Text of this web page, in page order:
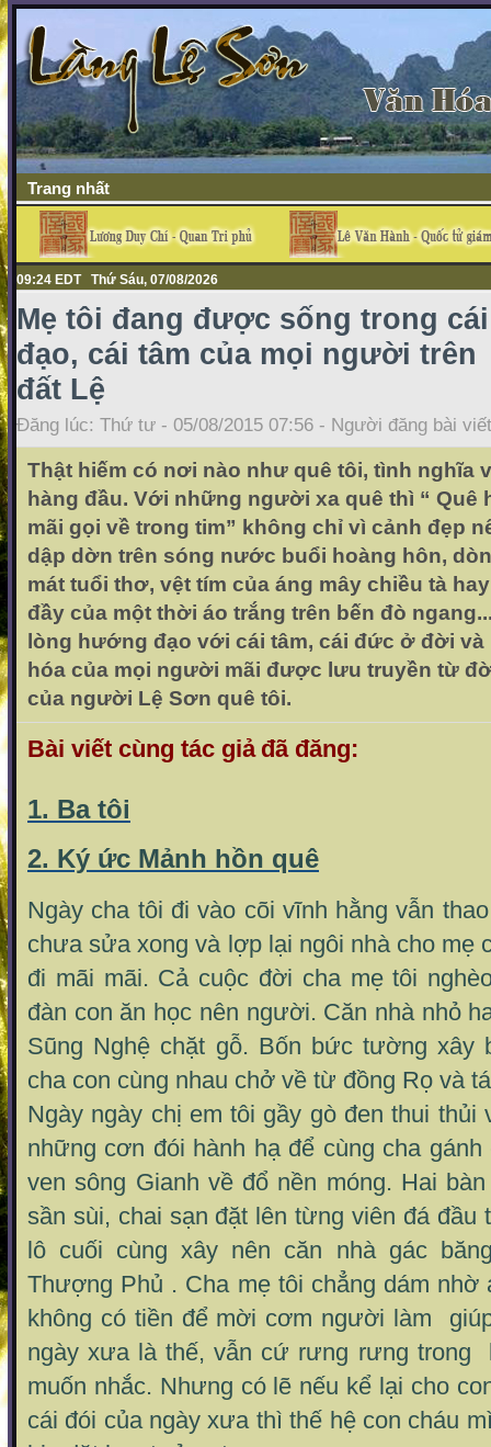
Trang nhất
09:24 EDT Thứ Sáu, 07/08/2026
Mẹ tôi đang được sống trong cái
đạo, cái tâm của mọi người trên
đất Lệ
Đăng lúc: Thứ tư - 05/08/2015 07:56 - Người đăng bài
Thật hiếm có nơi nào như quê tôi, tình nghĩa
hàng đầu. Với những người xa quê thì “ Quê
mãi gọi về trong tim” không chỉ vì cảnh đẹp
dập dờn trên sóng nước buổi hoàng hôn,
mát tuổi thơ, vệt tím của áng mây chiều tà
đầy của một thời áo trắng trên bến đò
lòng hướng đạo với cái tâm, cái đức ở đời
hóa của mọi người mãi được lưu truyền từ
của người Lệ Sơn quê tôi.
Bài viết cùng tác giả đã đăng:
1. Ba tôi
2. Ký ức Mảnh hồn quê
Ngày cha tôi đi vào cõi vĩnh hằng vẫn
chưa sửa xong và lợp lại ngôi nhà cho mẹ
đi mãi mãi. Cả cuộc đời cha mẹ tôi
đàn con ăn học nên người. Căn nhà nhỏ
Sũng Nghệ chặt gỗ. Bốn bức tường xây
cha con cùng nhau chở về từ đồng Rọ và
Ngày ngày chị em tôi gầy gò đen thui thủi
những cơn đói hành hạ để cùng cha
ven sông Gianh về đổ nền móng. Hai
sần sùi, chai sạn đặt lên từng viên đá đầu
lô cuối cùng xây nên căn nhà gác
Thượng Phủ . Cha mẹ tôi chẳng dám nhờ
không có tiền để mời cơm người làm
ngày xưa là thế, vẫn cứ rưng rưng trong
muốn nhắc. Nhưng có lẽ nếu kể lại cho
cái đói của ngày xưa thì thế hệ con cháu